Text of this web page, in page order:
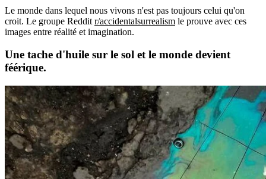
Le monde dans lequel nous vivons n'est pas toujours celui qu'on
croit. Le groupe Reddit r/accidentalsurrealism le prouve avec ces
images entre réalité et imagination.
Une tache d'huile sur le sol et le monde devient
féérique.